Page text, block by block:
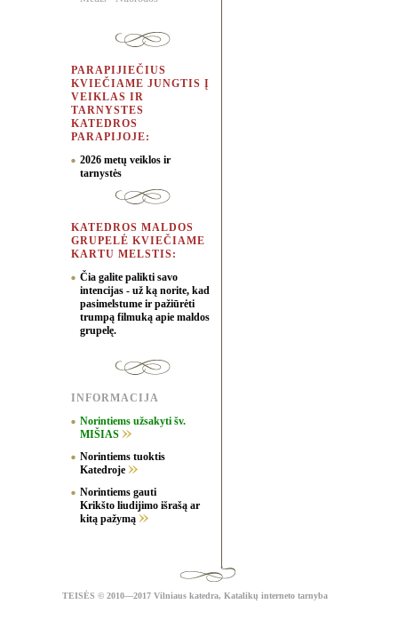
PARAPIJIEČIUS
KVIEČIAME JUNGTIS Į
VEIKLAS IR
TARNYSTES
KATEDROS
PARAPIJOJE:
2026 metų veiklos ir
tarnystės
KATEDROS MALDOS
GRUPELĖ KVIEČIAME
KARTU MELSTIS:
Čia galite palikti savo
intencijas - už ką norite, kad
pasimelstume ir pažiūrėti
trumpą filmuką apie maldos
grupelę.
INFORMACIJA
Norintiems užsakyti šv.
MIŠIAS
Norintiems tuoktis
Katedroje
Norintiems gauti
Krikšto liudijimo išrašą ar
kitą pažymą
TEISĖS © 2010—2017 Vilniaus katedra, Katalikų interneto tarnyba